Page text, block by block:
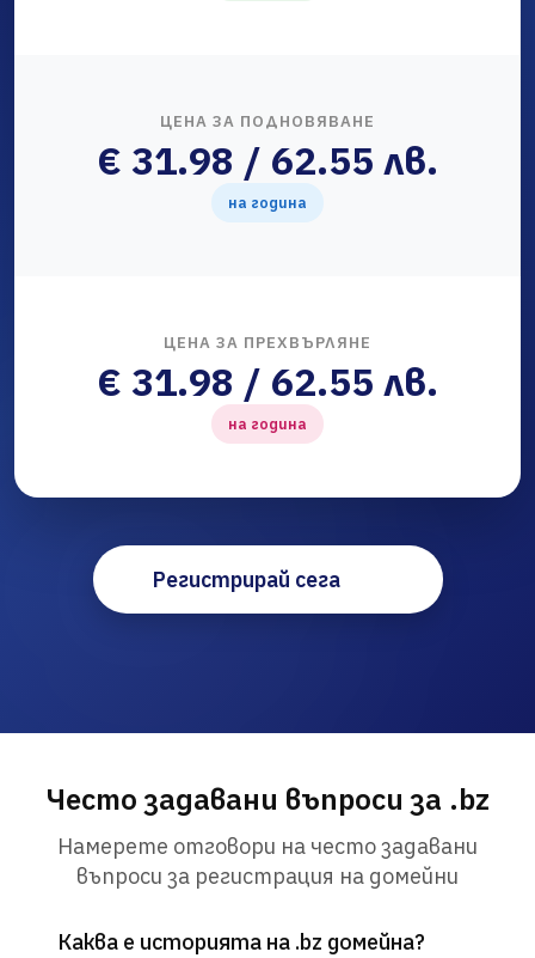
ЦЕНА ЗА ПОДНОВЯВАНЕ
€ 31.98 / 62.55 лв.
на година
ЦЕНА ЗА ПРЕХВЪРЛЯНЕ
€ 31.98 / 62.55 лв.
на година
Регистрирай сега
Често задавани въпроси за .bz
Намерете отговори на често задавани
въпроси за регистрация на домейни
Каква е историята на .bz домейна?